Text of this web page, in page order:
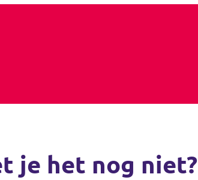
je het nog niet?